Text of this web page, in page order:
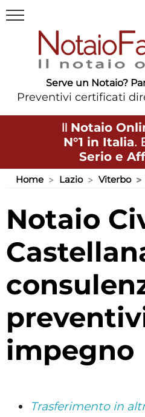
Serve un Notaio?
Preventivi certificati
Il Notaio
N°1 in Italia.
Serio e
Home Lazio Viterbo
Notaio Civita
impegno
Trasferimento in